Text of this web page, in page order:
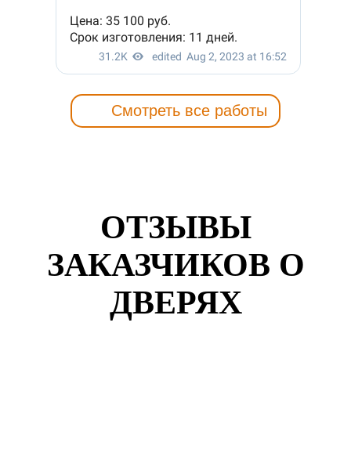
Смотреть все работы
ОТЗЫВЫ
ЗАКАЗЧИКОВ О
ДВЕРЯХ